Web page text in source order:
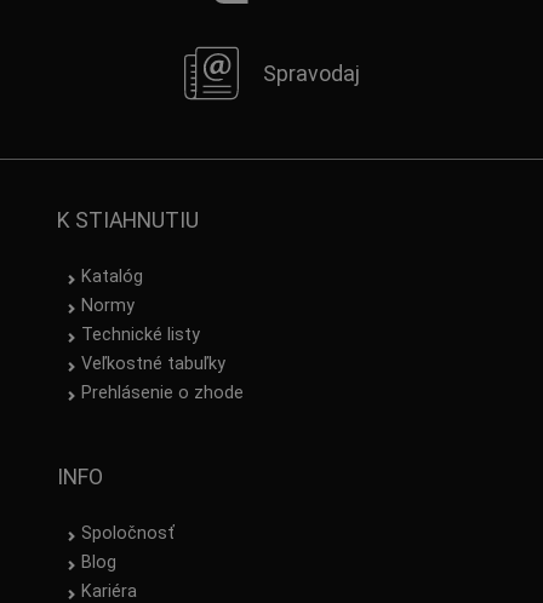
Spravodaj
K STIAHNUTIU
Katalóg
Normy
Technické listy
Veľkostné tabuľky
Prehlásenie o zhode
INFO
Spoločnosť
Blog
Kariéra